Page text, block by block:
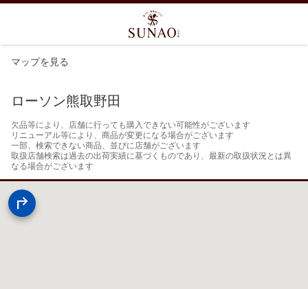
マップを見る
ローソン熊取野田
欠品等により、店舗に行っても購入できない可能性がございます
リニューアル等により、商品が変更になる場合がございます
一部、検索できない商品、並びに店舗がございます
取扱店舗検索は過去の出荷実績に基づくものであり、最新の取扱状況とは異
なる場合がございます